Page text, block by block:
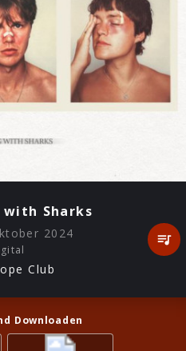
with Sharks
2024
Club
Downloaden